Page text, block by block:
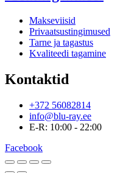
Makseviisid
Privaatsustingimused
Tarne ja tagastus
Kvaliteedi tagamine
Kontaktid
+372 56082814
info@blu-ray.ee
E-R: 10:00 - 22:00
Facebook